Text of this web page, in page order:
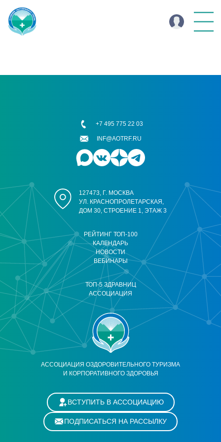
АССОЦИАЦИЯ ОЗДОРОВИТЕЛЬНОГО ТУРИЗМА
И КОРПОРАТИВНОГО ЗДОРОВЬЯ
РЕЙТИНГ ТОП-100
КАЛЕНДАРЬ
НОВОСТИ
ВЕБИНАРЫ
ТОП-5 ЗДРАВНИЦ
АССОЦИАЦИЯ
127473, Г. МОСКВА
УЛ. КРАСНОПРОЛЕТАРСКАЯ,
ДОМ 30, СТРОЕНИЕ 1, ЭТАЖ 3
+7 495 775 22 03
INF@AOTRF.RU
ВСТУПИТЬ В АССОЦИАЦИЮ
ПОДПИСАТЬСЯ НА РАССЫЛКУ